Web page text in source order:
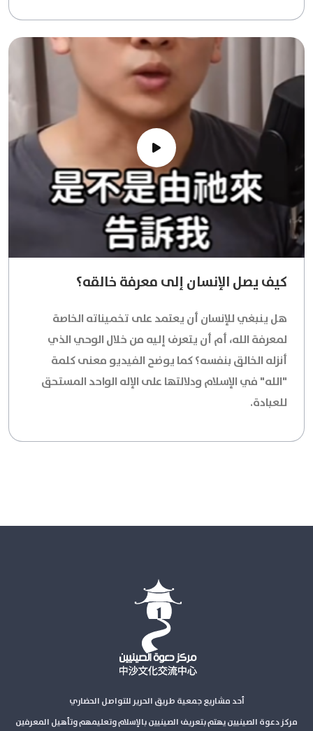
كيف يصل الإنسان إلى معرفة خالقه؟
هل ينبغي للإنسان أن يعتمد على تخميناته الخاصة
لمعرفة الله، أم أن يتعرف إليه من خلال الوحي الذي
أنزله الخالق بنفسه؟ كما يوضح الفيديو معنى كلمة
"الله" في الإسلام ودلالتها على الإله الواحد المستحق
للعبادة.
أحد مشاريع جمعية طريق الحرير للتواصل الحضاري
مركز دعوة الصينيين يهتم بتعريف الصينيين بالإسلام وتعليمهم وتأهيل المعرفين